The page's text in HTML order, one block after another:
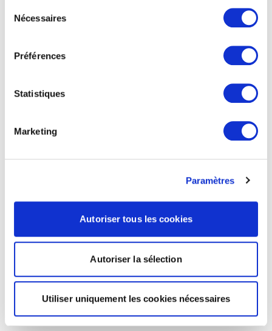
Nécessaires
Préférences
Statistiques
Marketing
Paramètres
Autoriser tous les cookies
Autoriser la sélection
Utiliser uniquement les cookies nécessaires